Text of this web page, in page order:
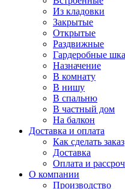
Из кладовки
Закрытые
Открытые
Раздвижные
Гардеробные
Назначение
В комнату
В нишу
В спальню
В частный дом
На балкон
Доставка и оплата
Как сделать заказ
Доставка
Оплата и
О компании
Производство